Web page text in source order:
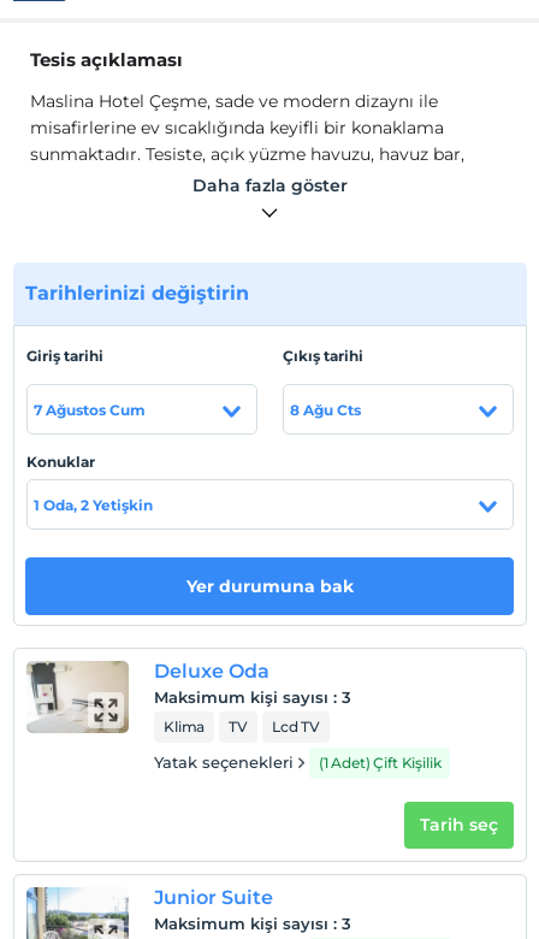
Tesis açıklaması
Maslina Hotel Çeşme, sade ve modern dizaynı ile
misafirlerine ev sıcaklığında keyifli bir konaklama
sunmaktadır. Tesiste, açık yüzme havuzu, havuz bar,
restoran, kahvaltı salonu ve bahçe bulunmaktadır.
Odalarda, gardırop, klima, ısıtma, TV, uydu kanalları, Wi-
Tesis lokasyon bilgileri
Sahil
Ilıca Plajı 6 dk. yürüme mesafesindedir.
Check/in
En erken saat 14:00 ve sonrası
Check/out
En geç saat 12:00 ve öncesi
Odalarda sigara içilmez
Çocuklar
2 yaşına kadar olan bebekler ücretsizdir.
Daha fazla göster
Tarihlerinizi değiştirin
Giriş tarihi
7 Ağustos Cum
Çıkış tarihi
8 Ağu Cts
Konuklar
1 Oda, 2 Yetişkin
Yer durumuna bak
Deluxe Oda
Maksimum kişi sayısı : 3
Klima TV Lcd TV
Yatak seçenekleri (1 Adet) Çift Kişilik
Tarih seç
Junior Suite
Maksimum kişi sayısı : 3